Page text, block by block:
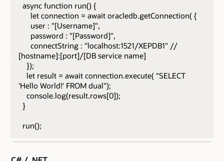
async function run() {
let connection = await oracledb.getConnection( {
user : "[Username]",
password : "[Password]",
connectString : "localhost:1521/XEPDB1" //
[hostname]:[port]/[DB service name]
});
let result = await connection.execute( "SELECT
'Hello World!' FROM dual");
console.log(result.rows[0]);
}
run();